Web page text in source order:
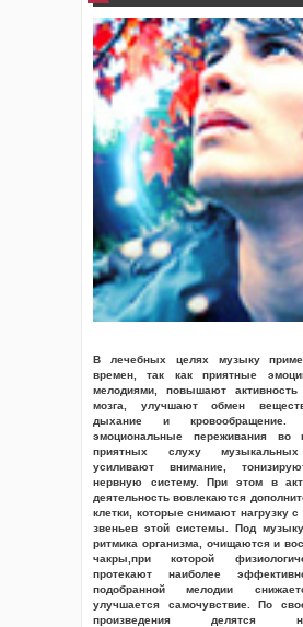
В лечебных целях музыку
времен, так как приятные
мелодиями, повышают активность
мозга, улучшают обмен
дыхание и кровообращение.
эмоциональные переживания во
приятных слуху музыкальных
усиливают внимание,
нервную систему. При этом в
деятельность вовлекаются
клетки, которые снимают нагрузку
звеньев этой системы. Под
ритмика организма, очищаются и
чакры,при которой
протекают наиболее
подобранной мелодии
улучшается самочувствие. По
произведения делятся